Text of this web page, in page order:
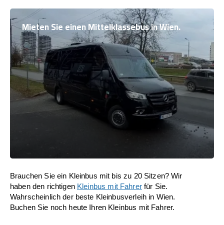
Mieten Sie einen Mittelklassebus in Wien.
Brauchen Sie ein Kleinbus mit bis zu 20 Sitzen? Wir
haben den richtigen Kleinbus mit Fahrerfür Sie.
Wahrscheinlich der beste Kleinbusverleih in Wien.
Buchen Sie noch heute Ihren Kleinbus mit Fahrer.